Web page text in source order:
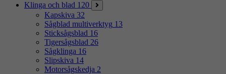
Klinga och blad 120
Kapskiva 32
Sågblad multiverktyg 13
Sticksågsblad 16
Tigersågsblad 26
Sågklinga 16
Slipskiva 14
Motorsågskedja 2